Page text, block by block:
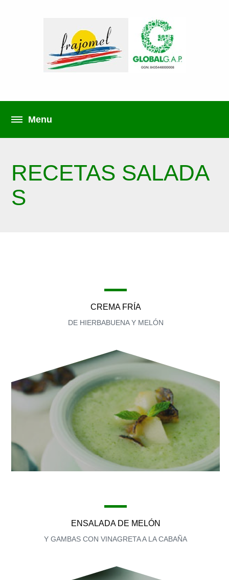
RECETAS SALADA
S
CREMA FRÍA
DE HIERBABUENA Y MELÓN
ENSALADA DE MELÓN
Y GAMBAS CON VINAGRETA A LA CABAÑA